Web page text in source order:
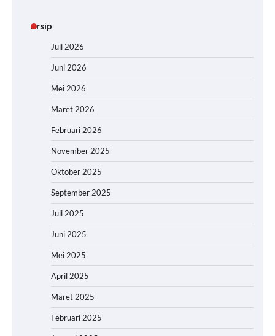
Arsip
Juli 2026
Juni 2026
Mei 2026
Maret 2026
Februari 2026
November 2025
Oktober 2025
September 2025
Juli 2025
Juni 2025
Mei 2025
April 2025
Maret 2025
Februari 2025